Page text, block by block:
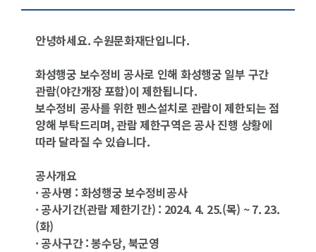
안녕하세요. 수원문화재단입니다.
화성행궁 보수정비 공사로 인해 화성행궁 일부 구간
관람(야간개장 포함)이 제한됩니다.
보수정비 공사를 위한 펜스설치로 관람이 제한되는 점
양해 부탁드리며, 관람 제한구역은 공사 진행 상황에
따라 달라질 수 있습니다.
공사개요
· 공사명 : 화성행궁 보수정비공사
· 공사기간(관람 제한기간) : 2024. 4. 25.(목) ~ 7. 23.
(화)
· 공사구간 : 봉수당, 북군영